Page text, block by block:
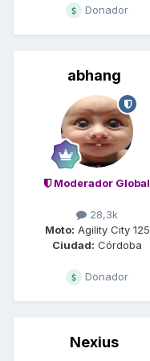
Donador
abhang
Moderador Global
28,3k
Moto: Agility City 125
Ciudad: Córdoba
Donador
Nexius